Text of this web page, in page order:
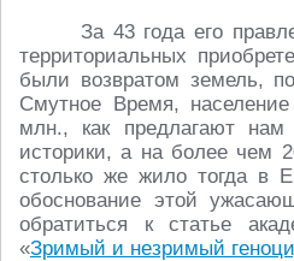
За 43 года его
территориальных
были возвратом земель,
Смутное Время,
млн., как предлагают
историки, а на более чем
столько же жило тогда в
обоснование этой
обратиться к статье
«Зримый и незримый